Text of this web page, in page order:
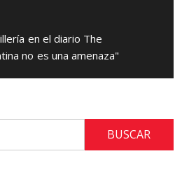
en el diario The
no es una amenaza"